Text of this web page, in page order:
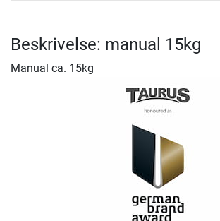
Beskrivelse: manual 15kg
Manual ca. 15kg